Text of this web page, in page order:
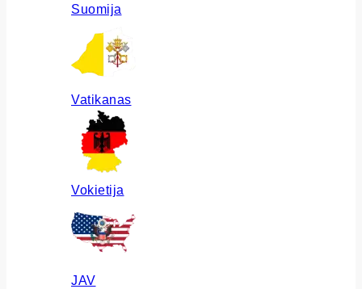
Suomija
Vatikanas
Vokietija
JAV